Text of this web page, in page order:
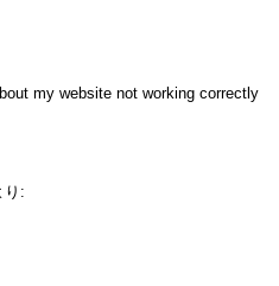
my website not working correctly
り: